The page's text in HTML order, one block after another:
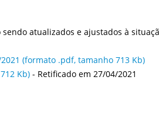
atualizados e ajustados à
(formato .pdf, tamanho 713 Kb)
Kb) - Retificado em 27/04/2021